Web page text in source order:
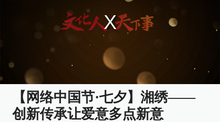
【网络中国节·七夕】湘绣——
创新传承让爱意多点新意